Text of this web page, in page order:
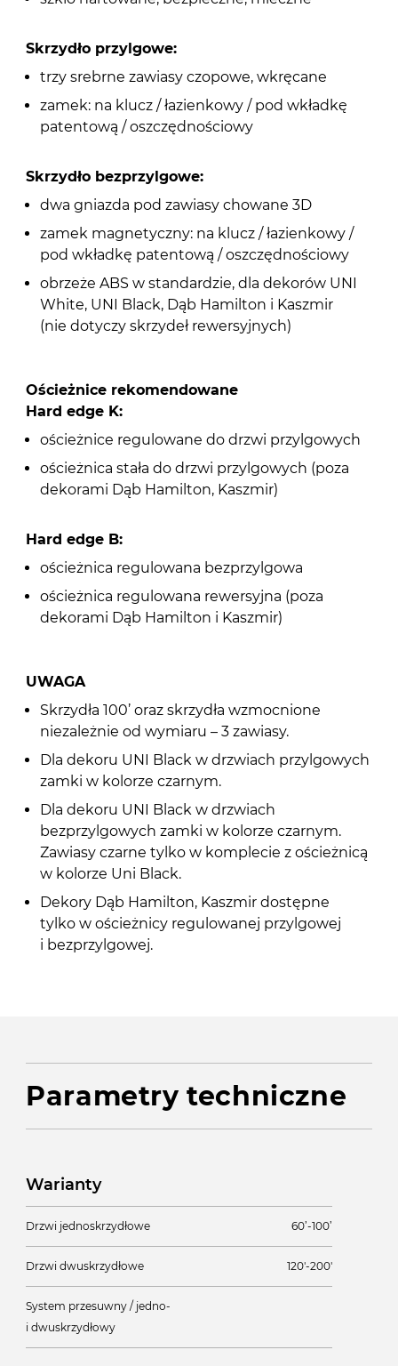
Skrzydło przylgowe:
trzy srebrne zawiasy czopowe, wkręcane
zamek: na klucz / łazienkowy / pod wkładkę
patentową / oszczędnościowy
Skrzydło bezprzylgowe:
dwa gniazda pod zawiasy chowane 3D
zamek magnetyczny: na klucz / łazienkowy /
pod wkładkę patentową / oszczędnościowy
obrzeże ABS w standardzie, dla dekorów UNI
White, UNI Black, Dąb Hamilton i Kaszmir
(nie dotyczy skrzydeł rewersyjnych)
Ościeżnice rekomendowane
Hard edge K:
ościeżnice regulowane do drzwi przylgowych
ościeżnica stała do drzwi przylgowych (poza
dekorami Dąb Hamilton, Kaszmir)
Hard edge B:
ościeżnica regulowana bezprzylgowa
ościeżnica regulowana rewersyjna (poza
dekorami Dąb Hamilton i Kaszmir)
UWAGA
Skrzydła 100’ oraz skrzydła wzmocnione
niezależnie od wymiaru – 3 zawiasy.
Dla dekoru UNI Black w drzwiach przylgowych
zamki w kolorze czarnym.
Dla dekoru UNI Black w drzwiach
bezprzylgowych zamki w kolorze czarnym.
Zawiasy czarne tylko w komplecie z ościeżnicą
w kolorze Uni Black.
Dekory Dąb Hamilton, Kaszmir dostępne
tylko w ościeżnicy regulowanej przylgowej
i bezprzylgowej.
Parametry techniczne
Warianty
Drzwi jednoskrzydłowe 60’-100’
Drzwi dwuskrzydłowe 120'-200'
System przesuwny / jedno-
i dwuskrzydłowy